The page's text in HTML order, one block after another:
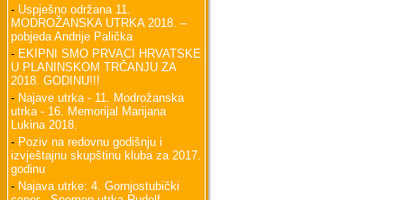
- Uspješno održana 11.
MODROŽANSKA UTRKA 2018. –
pobjeda Andrije Palička
- EKIPNI SMO PRVACI HRVATSKE
U PLANINSKOM TRČANJU ZA
2018. GODINU!!!
- Najave utrka - 11. Modrožanska
utrka - 16. Memorijal Marijana
Lukina 2018.
- Poziv na redovnu godišnju i
izvještajnu skupštinu kluba za 2017.
godinu
- Najava utrke: 4. Gornjostubički